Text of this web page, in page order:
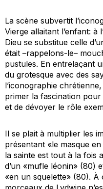
La scène subvertit
Vierge allaitant l’enfant: à
Dieu se substitue celle
était –rappelons-le–
pustules. En entrelaçant
du grotesque avec des
l’iconographie
primer la fascination
et de dévoyer le rôle
Il se plait à multiplier les
présentant «le masque
la sainte est tout à la fois
d’un «mufle léonin» (80)
«en un squelette» (80).